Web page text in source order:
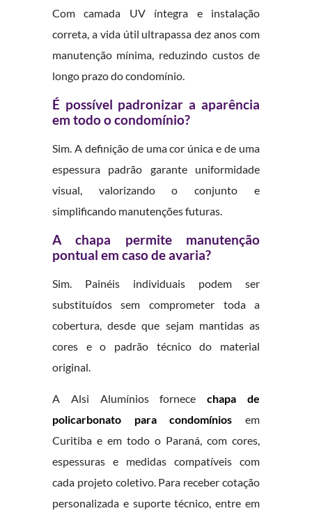
Com camada UV íntegra e instalação
correta, a vida útil ultrapassa dez anos com
manutenção mínima, reduzindo custos de
longo prazo do condomínio.
É possível padronizar a aparência
em todo o condomínio?
Sim. A definição de uma cor única e de uma
espessura padrão garante uniformidade
visual, valorizando o conjunto e
simplificando manutenções futuras.
A chapa permite manutenção
pontual em caso de avaria?
Sim. Painéis individuais podem ser
substituídos sem comprometer toda a
cobertura, desde que sejam mantidas as
cores e o padrão técnico do material
original.
A Alsi Alumínios fornecechapa de
policarbonato para condomínios em
Curitiba e em todo o Paraná, com cores,
espessuras e medidas compatíveis com
cada projeto coletivo. Para receber cotação
personalizada e suporte técnico, entre em